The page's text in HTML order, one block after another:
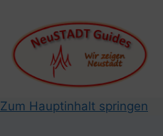
springen
Zum Hauptinhalt springen